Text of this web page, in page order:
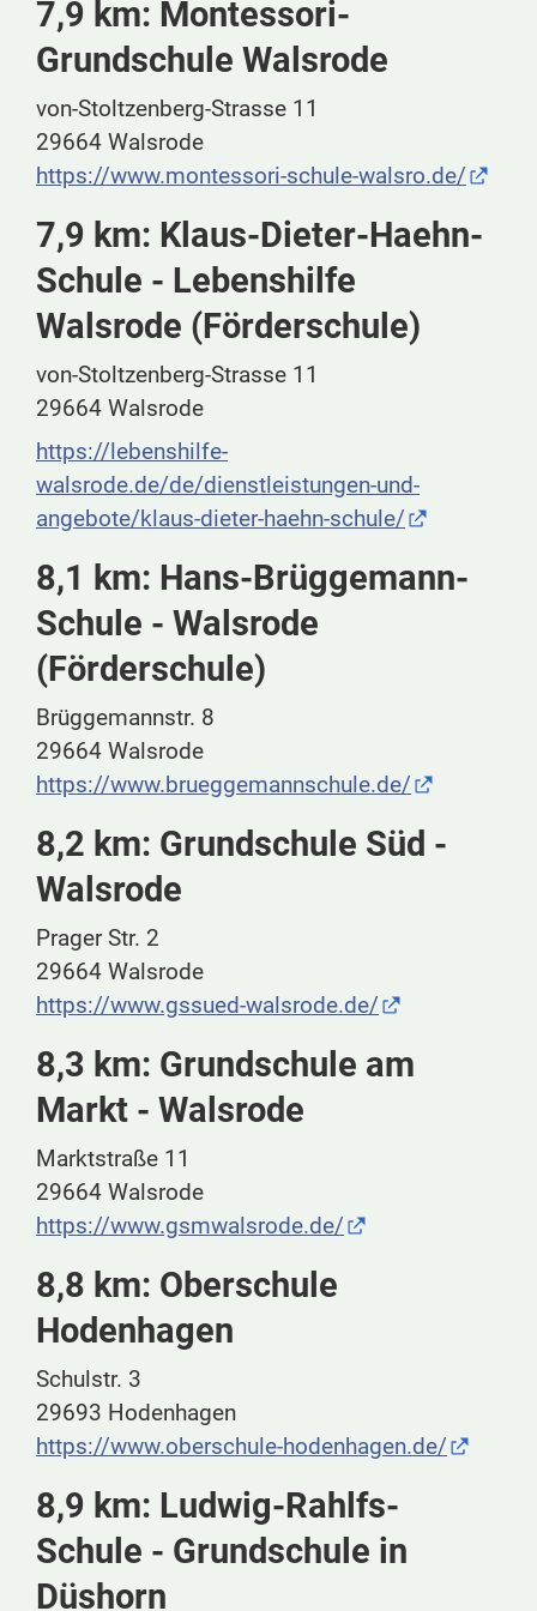
7,9 km: Montessori-
Grundschule Walsrode
von-Stoltzenberg-Strasse 11
29664 Walsrode
https://www.montessori-schule-walsro.de/
7,9 km: Klaus-Dieter-Haehn-
Schule - Lebenshilfe
Walsrode (Förderschule)
von-Stoltzenberg-Strasse 11
29664 Walsrode
https://lebenshilfe-
walsrode.de/de/dienstleistungen-und-
angebote/klaus-dieter-haehn-schule/
8,1 km: Hans-Brüggemann-
Schule - Walsrode
(Förderschule)
Brüggemannstr. 8
29664 Walsrode
https://www.brueggemannschule.de/
8,2 km: Grundschule Süd -
Walsrode
Prager Str. 2
29664 Walsrode
https://www.gssued-walsrode.de/
8,3 km: Grundschule am
Markt - Walsrode
Marktstraße 11
29664 Walsrode
https://www.gsmwalsrode.de/
8,8 km: Oberschule
Hodenhagen
Schulstr. 3
29693 Hodenhagen
https://www.oberschule-hodenhagen.de/
8,9 km: Ludwig-Rahlfs-
Schule - Grundschule in
Düshorn